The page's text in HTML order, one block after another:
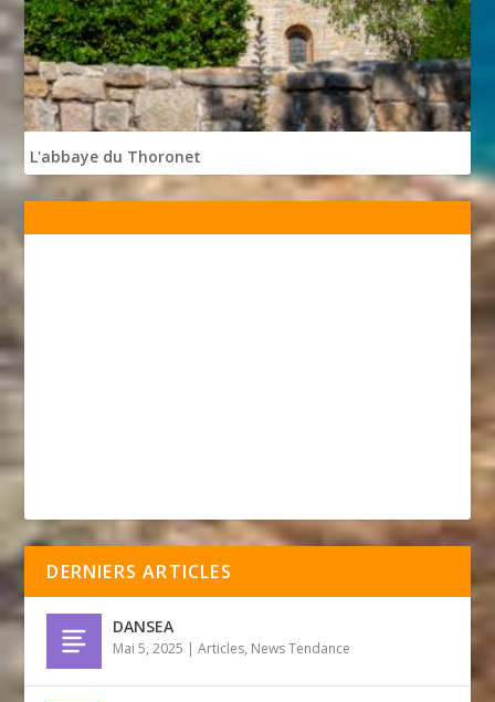
L'abbaye du Thoronet
DERNIERS ARTICLES
DANSEA
Mai 5, 2025 |Articles, News Tendance